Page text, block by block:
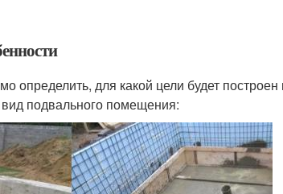
определить, для какой цели будет
подвального помещения: